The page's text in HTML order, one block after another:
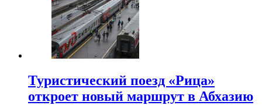
Туристический поезд «Рица»
откроет новый маршрут в Абхазию